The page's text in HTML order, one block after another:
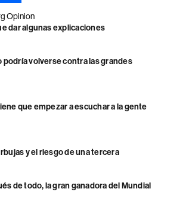
Opinion
dar algunas explicaciones
podría volverse contra las grandes
que empezar a escuchar a la gente
y el riesgo de una tercera
de todo, la gran ganadora del Mundial